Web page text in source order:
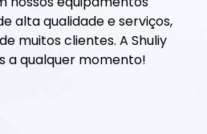
alta qualidade e serviços,
muitos clientes. A Shuliy
a qualquer momento!